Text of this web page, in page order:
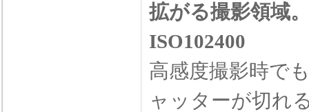
拡がる撮影領域
ISO102400
高感度撮影時で
ャッターが切れ